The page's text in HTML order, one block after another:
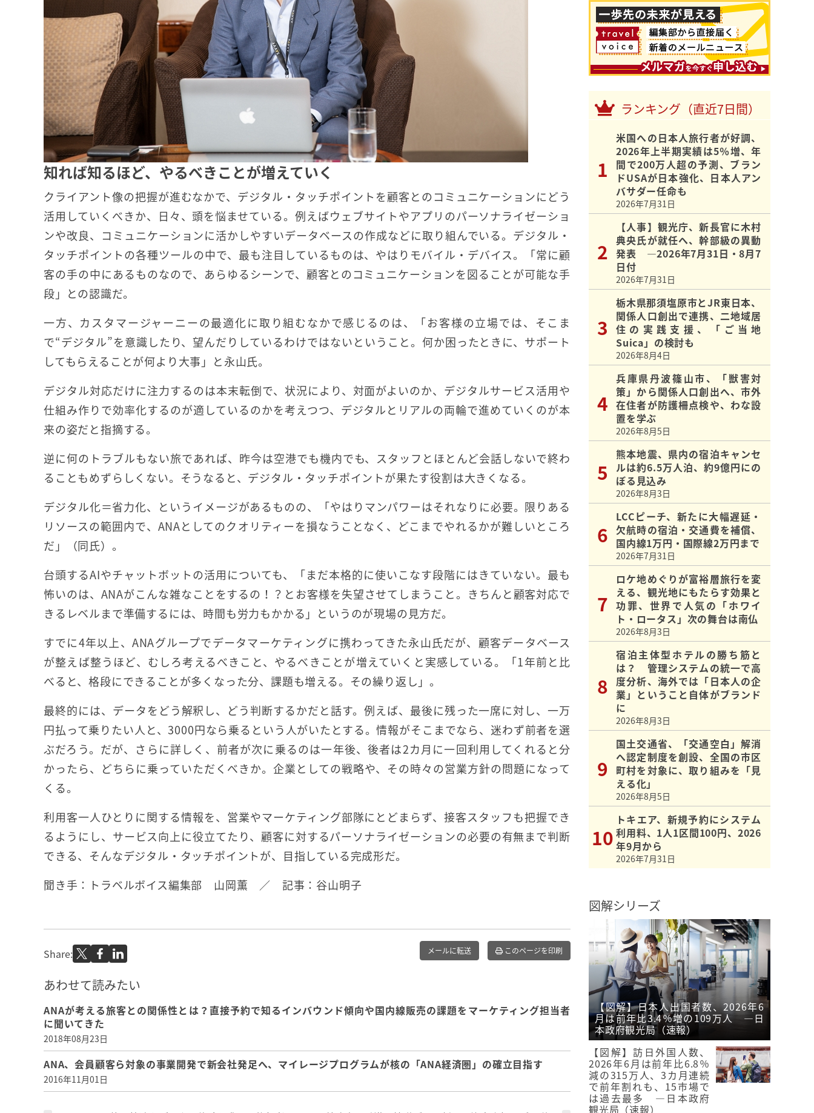
知れば知るほど、やるべきことが増えていく
クライアント像の把握が進むなかで、デジタル・タッチポイントを顧客とのコミュニケーションにどう
活用していくべきか、日々、頭を悩ませている。例えばウェブサイトやアプリのパーソナライゼーショ
ンや改良、コミュニケーションに活かしやすいデータベースの作成などに取り組んでいる。デジタル・
タッチポイントの各種ツールの中で、最も注目しているものは、やはりモバイル・デバイス。「常に顧
客の手の中にあるものなので、あらゆるシーンで、顧客とのコミュニケーションを図ることが可能な手
段」との認識だ。
一方、カスタマージャーニーの最適化に取り組むなかで感じるのは、「お客様の立場では、そこま
で“デジタル”を意識したり、望んだりしているわけではないということ。何か困ったときに、サポート
してもらえることが何より大事」と永山氏。
デジタル対応だけに注力するのは本末転倒で、状況により、対面がよいのか、デジタルサービス活用や
仕組み作りで効率化するのが適しているのかを考えつつ、デジタルとリアルの両輪で進めていくのが本
来の姿だと指摘する。
逆に何のトラブルもない旅であれば、昨今は空港でも機内でも、スタッフとほとんど会話しないで終わ
ることもめずらしくない。そうなると、デジタル・タッチポイントが果たす役割は大きくなる。
デジタル化＝省力化、というイメージがあるものの、「やはりマンパワーはそれなりに必要。限りある
リソースの範囲内で、ANAとしてのクオリティーを損なうことなく、どこまでやれるかが難しいところ
だ」（同氏）。
台頭するAIやチャットボットの活用についても、「まだ本格的に使いこなす段階にはきていない。最も
怖いのは、ANAがこんな雑なことをするの！？とお客様を失望させてしまうこと。きちんと顧客対応で
きるレベルまで準備するには、時間も労力もかかる」というのが現場の見方だ。
すでに4年以上、ANAグループでデータマーケティングに携わってきた永山氏だが、顧客データベース
が整えば整うほど、むしろ考えるべきこと、やるべきことが増えていくと実感している。「1年前と比
べると、格段にできることが多くなった分、課題も増える。その繰り返し」。
最終的には、データをどう解釈し、どう判断するかだと話す。例えば、最後に残った一席に対し、一万
円払って乗りたい人と、3000円なら乗るという人がいたとする。情報がそこまでなら、迷わず前者を選
ぶだろう。だが、さらに詳しく、前者が次に乗るのは一年後、後者は2カ月に一回利用してくれると分
かったら、どちらに乗っていただくべきか。企業としての戦略や、その時々の営業方針の問題になって
くる。
利用客一人ひとりに関する情報を、営業やマーケティング部隊にとどまらず、接客スタッフも把握でき
るようにし、サービス向上に役立てたり、顧客に対するパーソナライゼーションの必要の有無まで判断
できる、そんなデジタル・タッチポイントが、目指している完成形だ。
聞き手：トラベルボイス編集部 山岡薫 ／ 記事：谷山明子
Share: メールに転送 このページを印刷
あわせて読みたい
ANAが考える旅客との関係性とは？直接予約で知るインバウンド傾向や国内線販売の課題をマーケティング担当者
に聞いてきた
2018年08月23日
ANA、会員顧客ら対象の事業開発で新会社発足へ、マイレージプログラムが核の「ANA経済圏」の確立目指す
2016年11月01日
ランキング（直近7日間）
米国への日本人旅行者が好調、
2026年上半期実績は5％増、年
間で200万人超の予測、ブラン
ドUSAが日本強化、日本人アン
バサダー任命も
2026年7月31日
【人事】観光庁、新長官に木村
典央氏が就任へ、幹部級の異動
発表 ―2026年7月31日・8月7
日付
2026年7月31日
栃木県那須塩原市とJR東日本、
関係人口創出で連携、二地域居
住の実践支援、「ご当地
Suica」の検討も
2026年8月4日
兵庫県丹波篠山市、「獣害対
策」から関係人口創出へ、市外
在住者が防護柵点検や、わな設
置を学ぶ
2026年8月5日
熊本地震、県内の宿泊キャンセ
ルは約6.5万人泊、約9億円にの
ぼる見込み
2026年8月3日
LCCピーチ、新たに大幅遅延・
欠航時の宿泊・交通費を補償、
国内線1万円・国際線2万円まで
2026年7月31日
ロケ地めぐりが富裕層旅行を変
える、観光地にもたらす効果と
功罪、世界で人気の「ホワイ
ト・ロータス」次の舞台は南仏
2026年8月3日
宿泊主体型ホテルの勝ち筋と
は？ 管理システムの統一で高
度分析、海外では「日本人の企
業」ということ自体がブランド
に
2026年8月3日
国土交通省、「交通空白」解消
へ認定制度を創設、全国の市区
町村を対象に、取り組みを「見
える化」
2026年8月5日
トキエア、新規予約にシステム
利用料、1人1区間100円、2026
年9月から
2026年7月31日
図解シリーズ
【図解】日本人出国者数、2026年6
月は前年比3.4％増の109万人 ―日
本政府観光局（速報）
【図解】訪日外国人数、
2026年6月は前年比6.8％
減の315万人、3カ月連続
で前年割れも、15市場で
は過去最多 ―日本政府
観光局（速報）